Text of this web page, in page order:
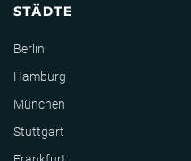
STÄDTE
Berlin
Hamburg
München
Stuttgart